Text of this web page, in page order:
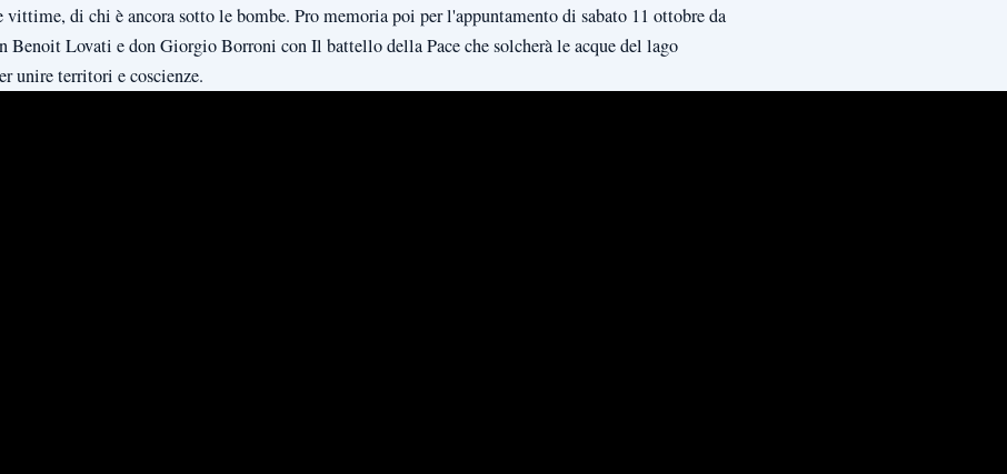
di chi è ancora sotto le bombe. Pro memoria poi per l'appuntamento di sabato 11 ottobre da
Benoit Lovati e don Giorgio Borroni con Il battello della Pace che solcherà le acque del lago
unire territori e coscienze.